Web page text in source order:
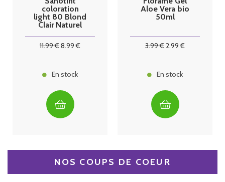
coloration
light 80 Blond
Clair Naturel
11.99€8.99 €
En stock
Aloe Vera bio
50ml
3.99€2.99 €
En stock
NOS COUPS DE COEUR